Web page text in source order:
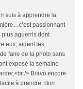
suis à apprendre la
passionnant
plus aguerris dont
eux, aident les
faire de la photo sans
exposé la semaine
/> Bravo encore
à prendre. Bon